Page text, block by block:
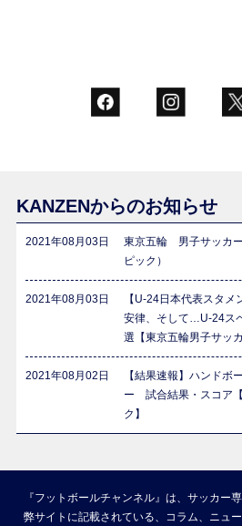
KANZENからのお知らせ
2021年08月03日
東京五輪 男子サッカ
ピック）
2021年08月03日
【U-24日本代表スタ
安律、そして…U-24ス
選【東京五輪男子サッカ
2021年08月02日
【結果速報】ハンド
ー 試合結果・スコア
ク】
『フットボールチャンネル』は、サッカー
弊サイトに記載されている、コラム、ニュ